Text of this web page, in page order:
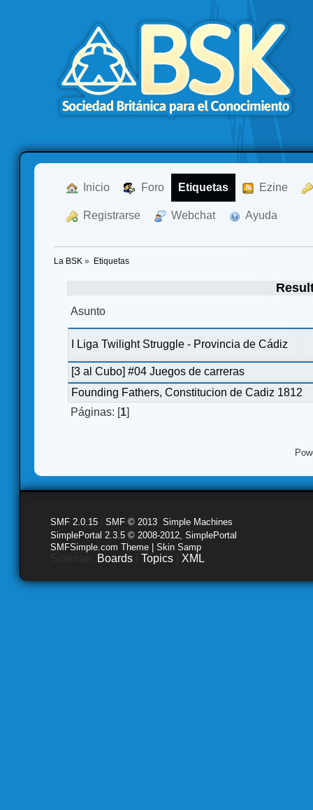
Inicio Foro Etiquetas Ezine
Registrarse Webchat Ayuda
La BSK » Etiquetas
Asunto
I Liga Twilight Struggle - Provincia de Cádiz
[3 al Cubo] #04 Juegos de carreras
Founding Fathers, Constitucion de Cadiz 1812
Páginas: [1]
SMF 2.0.15 SMF © 2013 Simple Machines
SimplePortal 2.3.5 © 2008-2012, SimplePortal
SMFSimple.com Theme | Skin Samp
Boards Topics XML